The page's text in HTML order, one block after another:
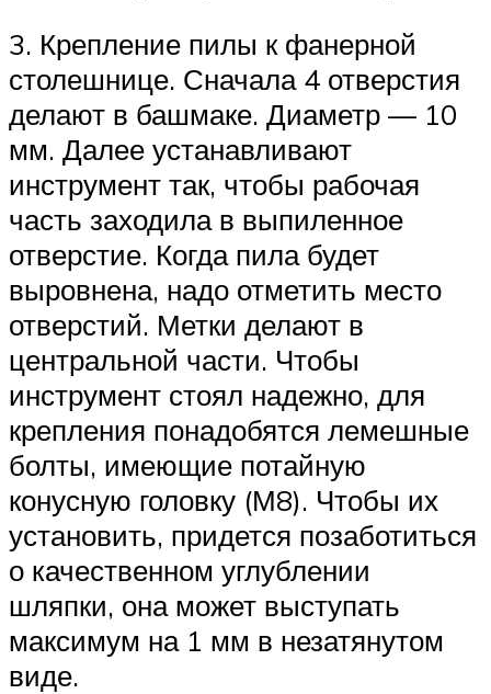
3. Крепление пилы к фанерной
столешнице. Сначала 4 отверстия
делают в башмаке. Диаметр — 10
мм. Далее устанавливают
инструмент так, чтобы рабочая
часть заходила в выпиленное
отверстие. Когда пила будет
выровнена, надо отметить место
отверстий. Метки делают в
центральной части. Чтобы
инструмент стоял надежно, для
крепления понадобятся лемешные
болты, имеющие потайную
конусную головку (М8). Чтобы их
установить, придется позаботиться
о качественном углублении
шляпки, она может выступать
максимум на 1 мм в незатянутом
виде.